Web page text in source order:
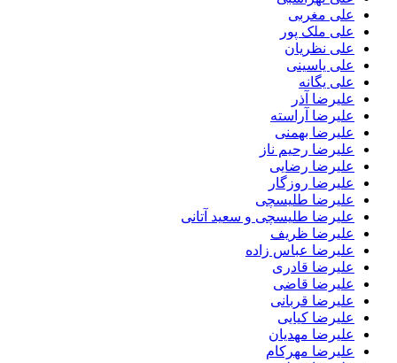
علی مغربی
علی ملک پور
علی نظریان
علی یاسینی
علی یگانه
علیرضا آذر
علیرضا آراسته
علیرضا بهمنی
علیرضا رحیم ناز
علیرضا رضایی
علیرضا روزگار
علیرضا طلیسچی
علیرضا طلیسچی و سعید آتانی
علیرضا ظریف
علیرضا عباس زاده
علیرضا قادری
علیرضا قاضی
علیرضا قربانی
علیرضا کیایی
علیرضا مهدیان
علیرضا مهرکام